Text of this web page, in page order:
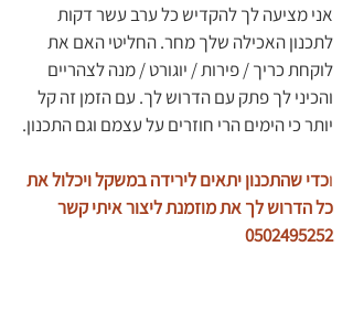
אני מציעה לך להקדיש כל ערב עשר דקות
לתכנון האכילה שלך מחר. החליטי האם את
לוקחת כריך / פירות / יוגורט / מנה לצהריים
והכיני לך פתק עם הדרוש לך. עם הזמן זה קל
יותר כי הימים הרי חוזרים על עצמם וגם התכנון.
וכדי שהתכנון יתאים לירידה במשקל ויכלול את
כל הדרוש לך את מוזמנת ליצור איתי קשר
0502495252